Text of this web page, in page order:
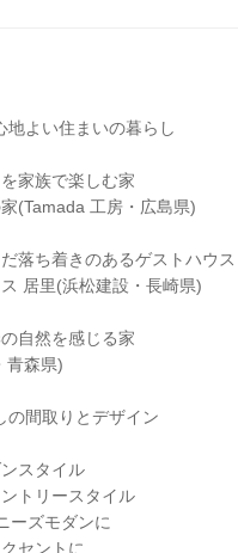
地よい住まいの暮らし
家族で楽しむ家
(Tamada 工房・広島県)
落ち着きのあるゲストハウス
居里(浜松建設・長崎県)
自然を感じる家
青森県)
の間取りとデザイン
スタイル
トリースタイル
ーズモダンに
セントに